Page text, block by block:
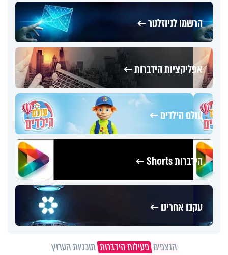
הרשמו לניוזלטר ←
אפליקציות הידברות ←
עולם הילדים ←
הידברות Shorts ←
עקבו אחרינו ←
הנצפים פעילות הידברות תוכניות הערוץ